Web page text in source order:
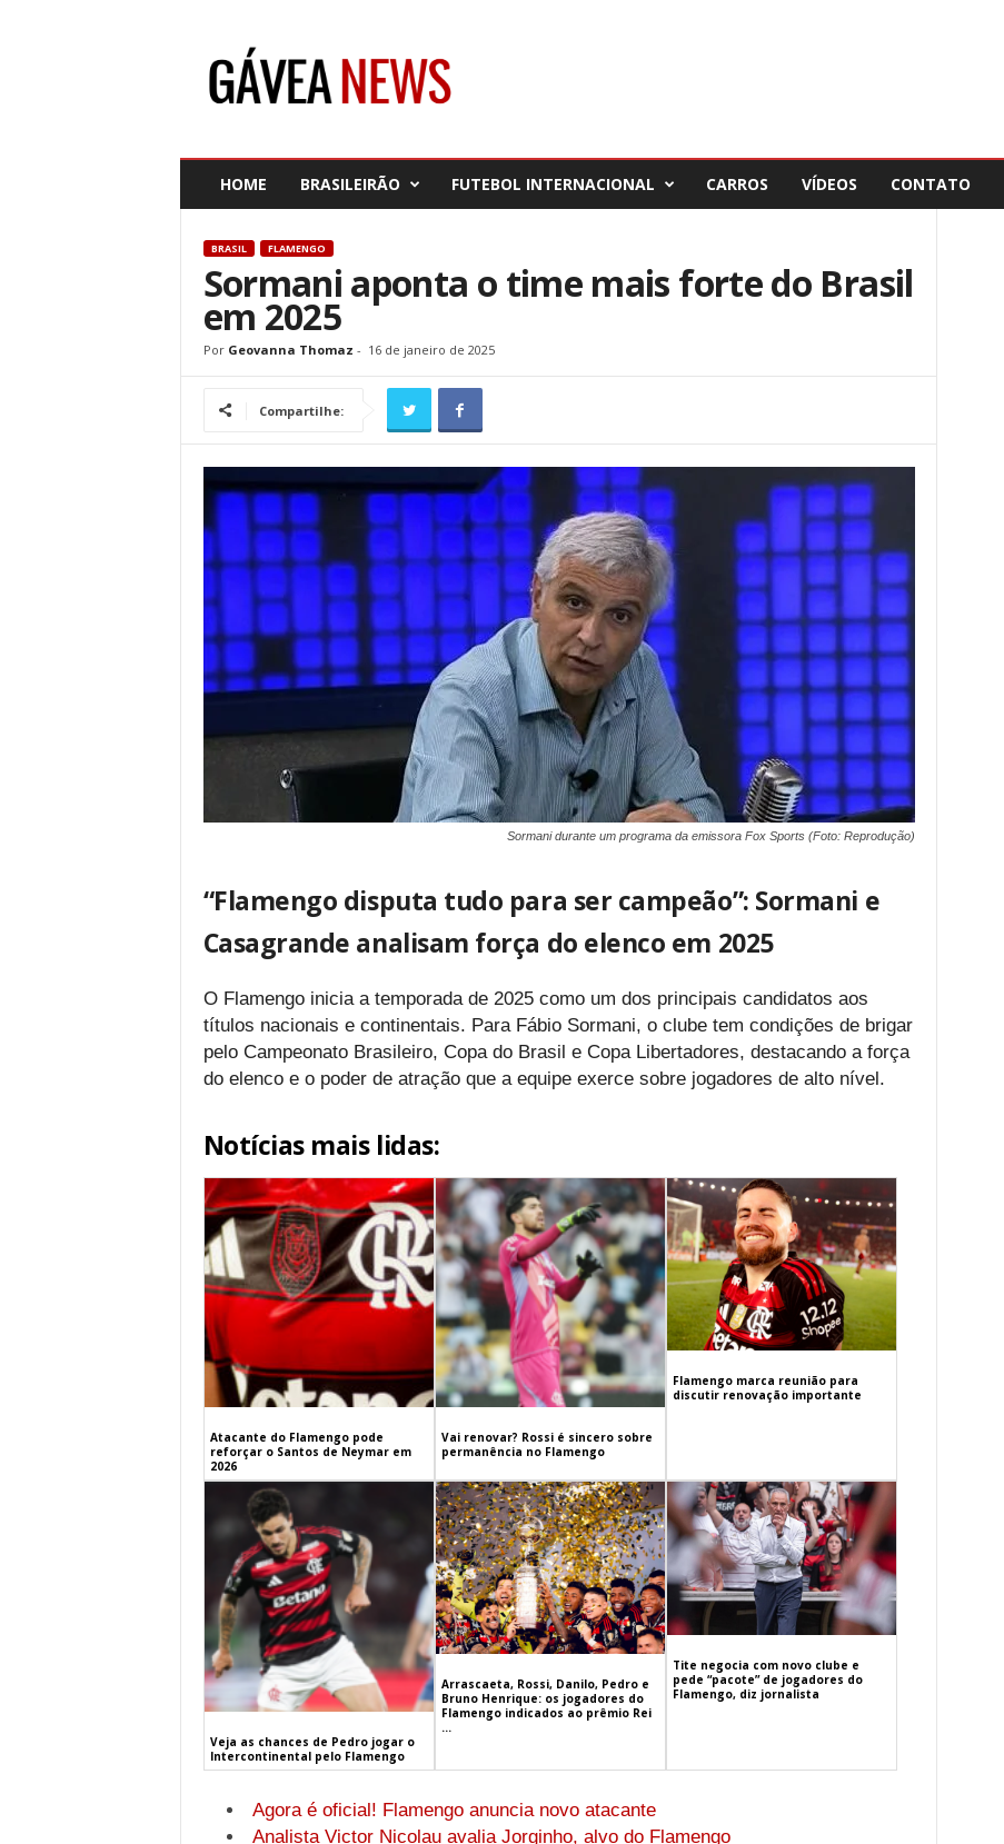
HOME BRASILEIRÃO FUTEBOL INTERNACIONAL CARROS VÍDEOS CONTATO
BRASIL FLAMENGO
Sormani aponta o time mais forte do Brasil
em 2025
Por Geovanna Thomaz - 16 de janeiro de 2025
Compartilhe:
Sormani durante um programa da emissora Fox Sports (Foto: Reprodução)
“Flamengo disputa tudo para ser campeão”: Sormani e
Casagrande analisam força do elenco em 2025
O Flamengo inicia a temporada de 2025 como um dos principais candidatos aos
títulos nacionais e continentais. Para Fábio Sormani, o clube tem condições de brigar
pelo Campeonato Brasileiro, Copa do Brasil e Copa Libertadores, destacando a força
do elenco e o poder de atração que a equipe exerce sobre jogadores de alto nível.
Notícias mais lidas:
Atacante do Flamengo pode
reforçar o Santos de Neymar em
2026
Vai renovar? Rossi é sincero sobre
permanência no Flamengo
Flamengo marca reunião para
discutir renovação importante
Veja as chances de Pedro jogar o
Intercontinental pelo Flamengo
Arrascaeta, Rossi, Danilo, Pedro e
Bruno Henrique: os jogadores do
Flamengo indicados ao prêmio Rei
...
Tite negocia com novo clube e
pede “pacote” de jogadores do
Flamengo, diz jornalista
Agora é oficial! Flamengo anuncia novo atacante
Analista Victor Nicolau avalia Jorginho, alvo do Flamengo